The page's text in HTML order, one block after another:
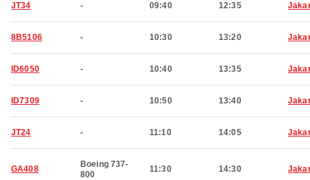
JT34 - 09:40 12:35
8B5106 - 10:30 13:20
ID6050 - 10:40 13:35
ID7309 - 10:50 13:40
JT24 - 11:10 14:05
GA408
Boeing 737-
800
11:30 14:30